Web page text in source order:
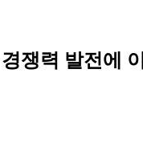
쟁력 발전에